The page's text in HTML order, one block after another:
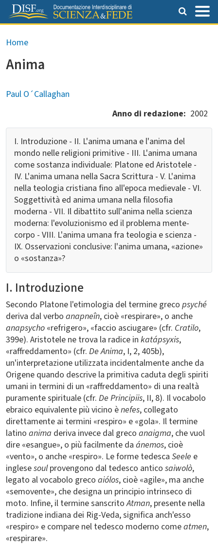
Salta al contenuto principale
Briciole di pane
Home
Anima
Paul O´Callaghan
Anno di redazione
2002
I. Introduzione - II. L'anima umana e l'anima del
mondo nelle religioni primitive - III. L'anima umana
come sostanza individuale: Platone ed Aristotele -
IV. L'anima umana nella Sacra Scrittura - V. L'anima
nella teologia cristiana fino all'epoca medievale - VI.
Soggettività ed anima umana nella filosofia
moderna - VII. Il dibattito sull'anima nella scienza
moderna: l'evoluzionismo ed il problema mente-
corpo - VIII. L'anima umana fra teologia e scienza -
IX. Osservazioni conclusive: l'anima umana, «azione»
o «sostanza»?
I. Introduzione
Secondo Platone l'etimologia del termine greco psyché
deriva dal verbo anapneîn, cioè «respirare», o anche
anapsycho «refrigero», «faccio asciugare» (cfr. Cratilo,
399e). Aristotele ne trova la radice in katápsyxis,
«raffreddamento» (cfr. De Anima, I, 2, 405b),
un'interpretazione utilizzata incidentalmente anche da
Origene quando descrive la primitiva caduta degli spiriti
umani in termini di un «raffreddamento» di una realtà
puramente spirituale (cfr. De Principiis, II, 8). Il vocabolo
ebraico equivalente più vicino ènefes, collegato
direttamente ai termini «respiro» e «gola». Il termine
latino anima deriva invece dal greco anaigma, che vuol
dire «esangue», o più facilmente da ánemos, cioè
«vento», o anche «respiro». Le forme tedesca Seele e
inglesesoulprovengono dal tedesco antico saiwolò,
legato al vocabolo greco aiólos, cioè «agile», ma anche
«semovente», che designa un principio intrinseco di
moto. Infine, il termine sanscritoAtman, presente nella
tradizione indiana dei Rig-Veda, significa anch'esso
«respiro» e compare nel tedesco moderno comeatmen,
«respirare».